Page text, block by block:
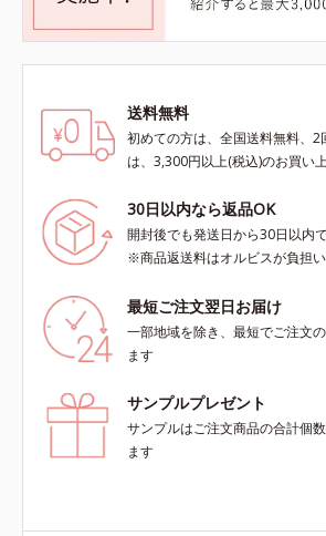
送料無料
初めての方は、全国送料無料、
は、3,300円以上(税込)のお買い
30日以内なら返品OK
開封後でも発送日から30日以内
※商品返送料はオルビスが負担
最短ご注文翌日お届け
一部地域を除き、最短でご注文
ます
サンプルプレゼント
サンプルはご注文商品の合計個
ます